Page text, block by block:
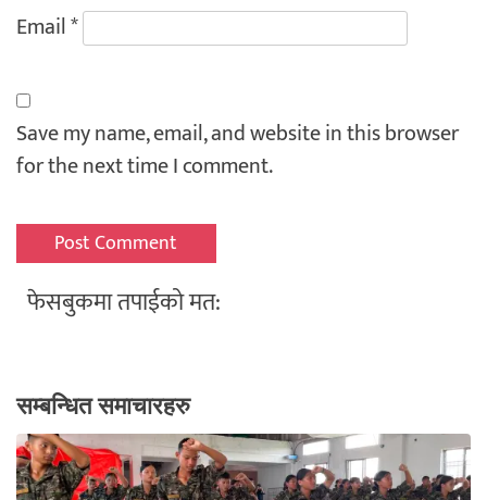
Email*
Save my name, email, and website in this browser
for the next time I comment.
फेसबुकमा तपाईको मत:
सम्बन्धित समाचारहरु